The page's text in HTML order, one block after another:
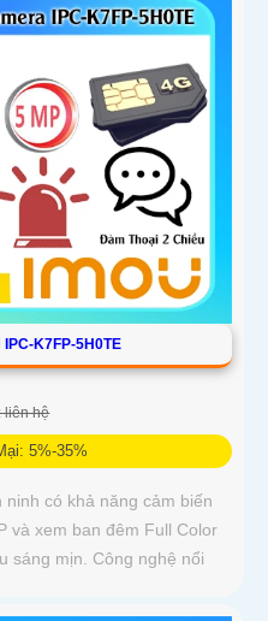
IPC-K7FP-5H0TE
liên hệ
5%-35%
ninh có khả năng cảm biến
và xem ban đêm Full Color
sáng mịn. Công nghệ nổi